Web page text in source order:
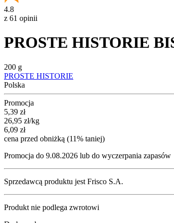
4.8
z 61 opinii
PROSTE HISTORIE
200 g
PROSTE HISTORIE
Polska
Promocja
Cena promocyjna
5,39 zł
26,95 zł/kg
6,09 zł
cena przed obniżką (11% taniej)
Promocja do 9.08.2026 lub do wyczerpania zapasów
Sprzedawcą produktu jest Frisco S.A.
Produkt nie podlega zwrotowi